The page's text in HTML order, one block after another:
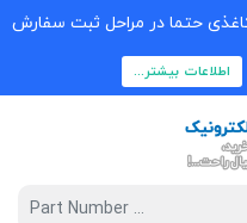
حتما در مراحل ثبت سفارش
اطلاعات بیشتر...